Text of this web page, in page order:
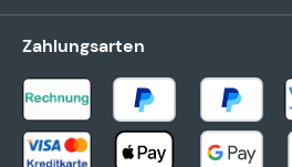
Zahlungsarten